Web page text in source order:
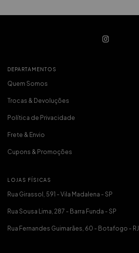
DEPARTAMENTOS
Quem Somos
Trocas & Devoluções
Política de Privacidade
Frete & Envio
Cupons & Promoções
LOJAS FÍSICAS
Rua Girassol, 591 - Vila Madalena - SP
Rua Sousa Lima, 287 - Barra Funda - SP
Rua Fernandes Guimarães, 60 - Botafogo - RJ